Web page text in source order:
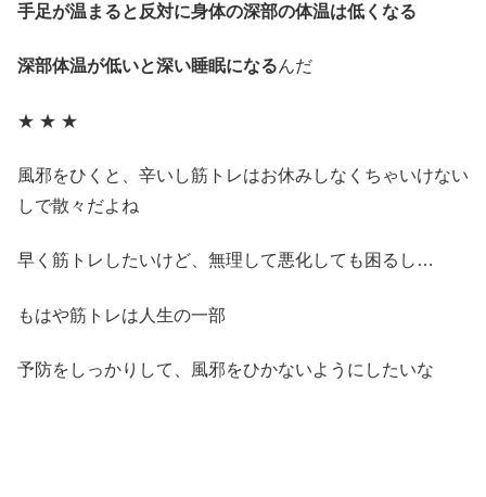
手足が温まると反対に身体の深部の体温は低くなる
深部体温が低いと深い睡眠になるんだ
★ ★ ★
風邪をひくと、辛いし筋トレはお休みしなくちゃいけない
しで散々だよね
早く筋トレしたいけど、無理して悪化しても困るし…
もはや筋トレは人生の一部
予防をしっかりして、風邪をひかないようにしたいな